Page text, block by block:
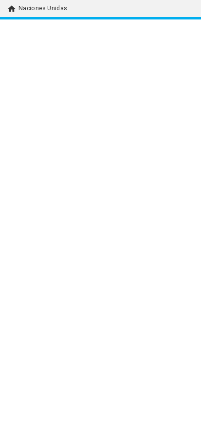
home Naciones Unidas